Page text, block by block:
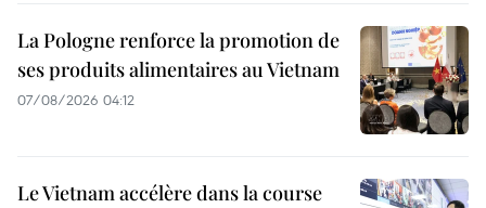
La Pologne renforce la promotion de
ses produits alimentaires au Vietnam
07/08/2026 04:12
Le Vietnam accélère dans la course